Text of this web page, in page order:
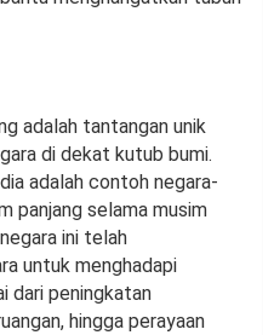
adalah tantangan unik
di dekat kutub bumi.
adalah contoh negara-
panjang selama musim
ini telah
untuk menghadapi
dari peningkatan
hingga perayaan